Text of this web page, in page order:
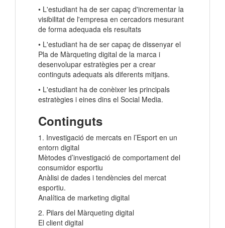
• L'estudiant ha de ser capaç d'incrementar la
visibilitat de l'empresa en cercadors mesurant
de forma adequada els resultats
• L'estudiant ha de ser capaç de dissenyar el
Pla de Màrqueting digital de la marca i
desenvolupar estratègies per a crear
continguts adequats als diferents mitjans.
• L'estudiant ha de conèixer les principals
estratègies i eines dins el Social Media.
Continguts
1. Investigació de mercats en l’Esport en un
entorn digital
Mètodes d’investigació de comportament del
consumidor esportiu
Anàlisi de dades i tendències del mercat
esportiu.
Analítica de marketing digital
2. Pilars del Màrqueting digital
El client digital